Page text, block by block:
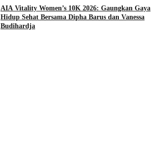
AIA Vitality Women’s 10K 2026: Gaungkan Gaya
Hidup Sehat Bersama Dipha Barus dan Vanessa
Budihardja